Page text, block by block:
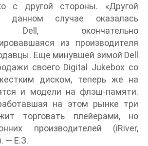
с другой стороны. «Другой
данном случае оказалась
Dell, окончательно
из производителя
Еще минувшей зимой Dell
своего Digital Jukebox со
диском, теперь же на
и модели на флэш-памяти.
на этом рынке три
торговать плейерами, но
производителей (iRiver,
— Е.З.